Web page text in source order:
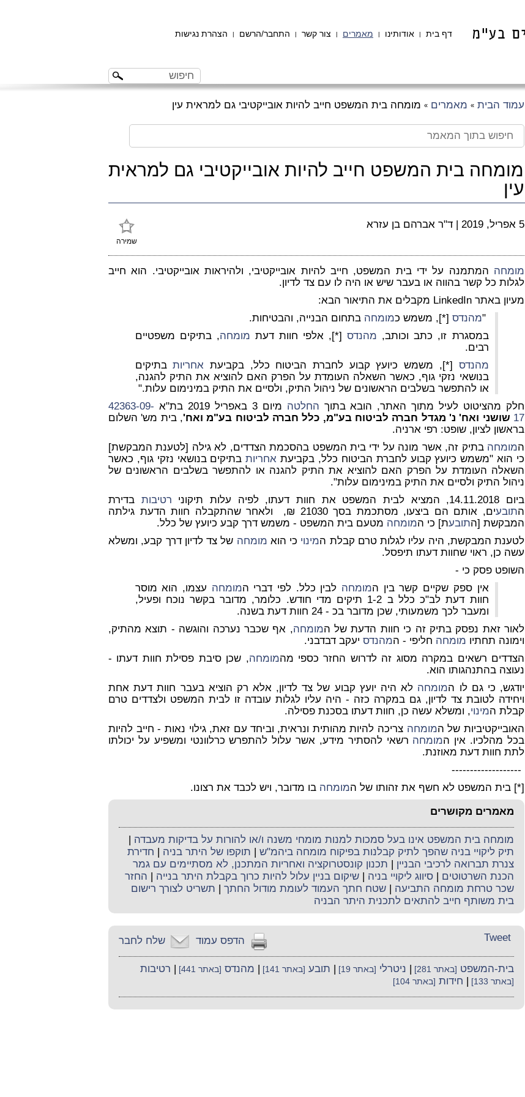
דף בית | אודותינו | מאמרים | צור קשר | התחבר/הרשם | הצהרת נגישות
עמוד הבית » מאמרים » מומחה בית המשפט חייב להיות אובייקטיבי גם למראית עין
מומחה בית המשפט חייב להיות אובייקטיבי גם למראית
עין
שמירה
5 אפריל, 2019 | ד"ר אברהם בן עזרא
מומחה המתמנה על ידי בית המשפט, חייב להיות אובייקטיבי, ולהיראות אובייקטיבי. הוא חייב
לגלות כל קשר בהווה או בעבר שיש או היה לו עם צד לדיון.
מעיון באתר LinkedIn מקבלים את התיאור הבא:
"מהנדס [*], משמש כמומחה בתחום הבנייה, והבטיחות.
במסגרת זו, כתב וכותב, מהנדס[*], אלפי חוות דעת מומחה, בתיקים משפטיים
רבים.
מהנדס [*], משמש כיועץ קבוע לחברת הביטוח כלל, בקביעת אחריותבתיקים
בנושאי נזקי גוף, כאשר השאלה העומדת על הפרק האם להוציא את התיק להגנה,
או להתפשר בשלבים הראשונים של ניהול התיק, ולסיים את התיק במינימום עלות."
חלק מהציטוט לעיל מתוך האתר, הובא בתוך החלטה מיום 3 באפריל 2019 בת"א
42363-09-
17 שושני ואח' נ' מגדל חברה לביטוח בע"מ, כלל חברה לביטוח בע"מ ואח', בית מש' השלום
בראשון לציון, שופט: רפי ארניה.
המומחה בתיק זה, אשר מונה על ידי בית המשפט בהסכמת הצדדים, לא גילה [לטענת המבקשת]
כי הוא "משמש כיועץ קבוע לחברת הביטוח כלל, בקביעת אחריותבתיקים בנושאי נזקי גוף, כאשר
השאלה העומדת על הפרק האם להוציא את התיק להגנה או להתפשר בשלבים הראשונים של
ניהול התיק ולסיים את התיק במינימום עלות".
ביום 14.11.2018, המציא לבית המשפט את חוות דעתו, לפיה עלות תיקוני
רטיבות בדירת
התובע
ים, אותם הם ביצעו, מסתכמת בסך 21030 ₪, ולאחר שהתקבלה חוות הדעת גילתה
המבקשת [התובעת] כי המומחה מטעם בית המשפט - משמש דרך קבע כיועץ של כלל.
לטענת המבקשת, היה עליו לגלות טרם קבלת המינוי כי הוא מומחה של צד לדיון דרך קבע, ומשלא
עשה כן, ראוי שחוות דעתו תיפסל.
השופט פסק כי -
אין ספק שקיים קשר בין המומחה לבין כלל. לפי דברי המומחה עצמו, הוא מוסר
חוות דעת לב"כ כלל ב 1-2 תיקים מדי חודש. כלומר, מדובר בקשר נוכח ופעיל,
ומעבר לכך משמעותי, שכן מדובר בכ - 24 חוות דעת בשנה.
לאור זאת נפסק בתיק זה כי חוות הדעת של המומחה, אף שכבר נערכה והוגשה - תוצא מהתיק,
וימונה תחתיו מומחה חליפי - המהנדס יעקב דבדבני.
הצדדים רשאים במקרה מסוג זה לדרוש החזר כספי מהמומחה, שכן סיבת פסילת חוות דעתו -
נעוצה בהתנהגותו הוא.
יודגש, כי גם לו המומחה לא היה יועץ קבוע של צד לדיון, אלא רק הוציא בעבר חוות דעת אחת
ויחידה לטובת צד לדיון, גם במקרה כזה - היה עליו לגלות עובדה זו לבית המשפט ולצדדים טרם
קבלת המינוי, ומשלא עשה כן, חוות דעתו בסכנת פסילה.
האובייקטיביות של המומחה צריכה להיות מהותית ונראית, וביחד עם זאת, גילוי נאות - חייב להיות
בכל מהלכיו. אין המומחה רשאי להסתיר מידע, אשר עלול להתפרש כרלוונטי ומשפיע על יכולתו
לתת חוות דעת מאוזנת.
-------------------
[*] בית המשפט לא חשף את זהותו של המומחה בו מדובר, ויש לכבד את רצונו.
מאמרים מקושרים
מומחה בית המשפט אינו בעל סמכות למנות מומחי משנה ו/או להורות על בדיקות מעבדה |
תיק ליקויי בניה שהפך לתיק קבלנות בפיקוח מומחה ביהמ"ש | תוקפו של היתר בניה | חדירת
צנרת תברואה לרכיבי הבניין | תכנון קונסטרוקציה ואחריות המתכנן, לא מסתיימים עם גמר
הכנת השרטוטים | סיווג ליקויי בניה | שיקום בניין עלול להיות כרוך בקבלת היתר בנייה | החזר
שכר טרחת מומחה התביעה | שטח חתך העמוד לעומת מודול החתך | תשריט לצורך רישום
בית משותף חייב להתאים לתכנית היתר הבניה
שלח לחבר הדפס עמוד Tweet
בית-המשפט [באתר 281] | ניטרלי [באתר 19] | תובע [באתר 141] | מהנדס [באתר 441] | רטיבות
[באתר 133] | חידות [באתר 104]